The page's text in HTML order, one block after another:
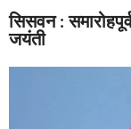
सिसवन :
जयंती